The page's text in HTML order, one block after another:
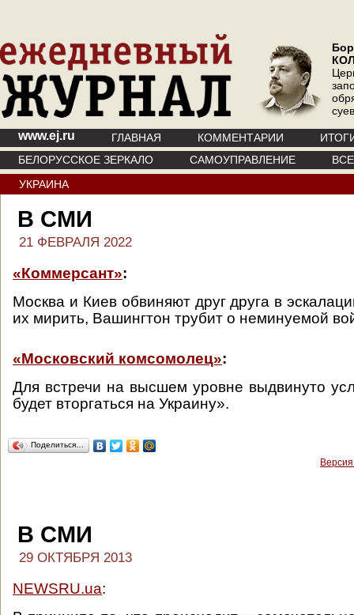
www.ej.ru ГЛАВНАЯ КОММЕНТАРИИ
БЕЛОРУССКОЕ ЗЕРКАЛО
САМОУПРАВЛЕНИЕ
УКРАИНА
В СМИ
21 ФЕВРАЛЯ 2022
«Коммерсант»:
Москва и Киев обвиняют друг друга в
их мирить, Вашингтон трубит о неминуемой
«Московский комсомолец»:
Для встречи на высшем уровне выдвинуто
будет вторгаться на Украину».
Поделиться…
В СМИ
29 ОКТЯБРЯ 2013
NEWSRU.ua: